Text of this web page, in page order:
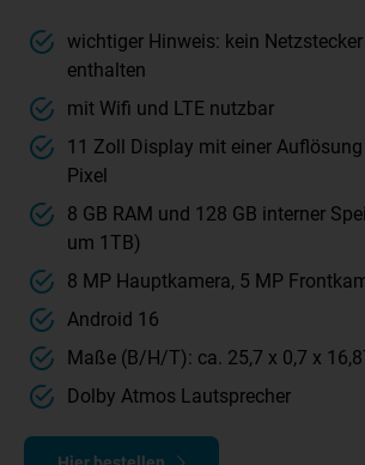
wichtiger Hinweis: kein
enthalten
mit Wifi und LTE nutzbar
11 Zoll Display mit einer
Pixel
8 GB RAM und 128 GB interner
um 1TB)
8 MP Hauptkamera, 5 MP
Android 16
Maße (B/H/T): ca. 25,7 x 0,7 x
Dolby Atmos Lautsprecher